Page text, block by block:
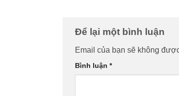
Để lại một bình luận
Email của bạn sẽ không
Bình luận *